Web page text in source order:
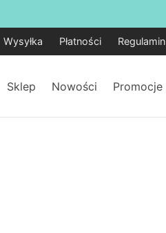
Wysyłka Płatności Regulamin
Sklep Nowości Promocje